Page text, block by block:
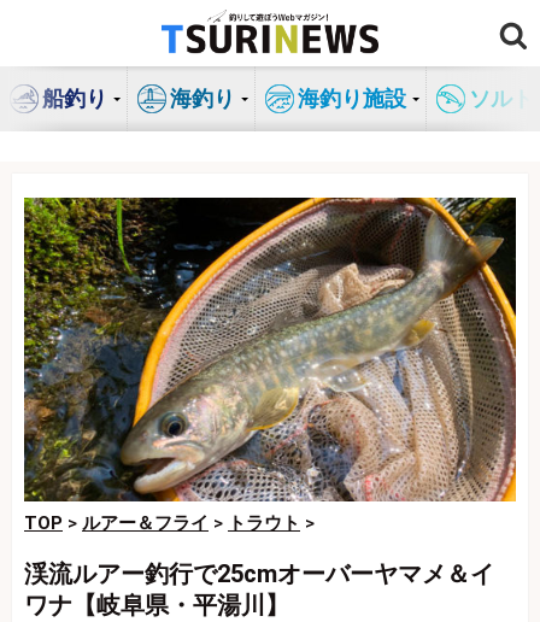
ン
船釣り 海釣り 海釣り施設 ソル
TOP > ルアー＆フライ > トラウト >
渓流ルアー釣行で25cmオーバーヤマメ＆イ
ワナ【岐阜県・平湯川】